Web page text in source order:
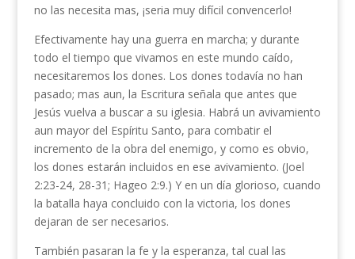
no las necesita mas, ¡seria muy difícil convencerlo!
Efectivamente hay una guerra en marcha; y du­rante
todo el tiempo que vivamos en este mundo caído,
necesitaremos los dones. Los dones todavía no han
pasado; mas aun, la Escritura señala que antes que
Jesús vuelva a buscar a su iglesia. Habrá un avivamiento
aun mayor del Espíritu Santo, para combatir el
incremento de la obra del enemigo, y como es obvio,
los dones estarán incluidos en ese avi­vamiento. (Joel
2:23-24, 28-31; Hageo 2:9.) Y en un día glorioso, cuando
la batalla haya concluido con la victoria, los dones
dejaran de ser necesarios.
También pasaran la fe y la esperanza, tal cual las